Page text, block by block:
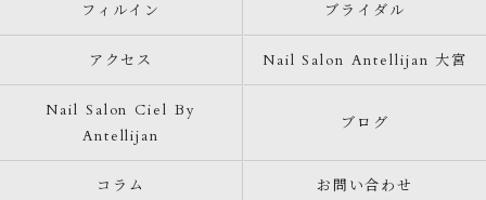
フィルイン ブライダル
アクセス Nail Salon Antellijan 大宮
Nail Salon Ciel By
Antellijan
ブログ
コラム お問い合わせ